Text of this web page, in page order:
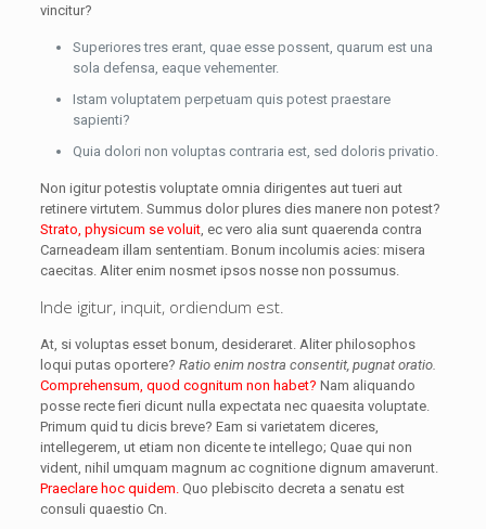
vincitur?
Superiores tres erant, quae esse possent, quarum est una
sola defensa, eaque vehementer.
Istam voluptatem perpetuam quis potest praestare
sapienti?
Quia dolori non voluptas contraria est, sed doloris privatio.
Non igitur potestis voluptate omnia dirigentes aut tueri aut
retinere virtutem. Summus dolor plures dies manere non potest?
Strato, physicum se voluit, ec vero alia sunt quaerenda contra
Carneadeam illam sententiam. Bonum incolumis acies: misera
caecitas. Aliter enim nosmet ipsos nosse non possumus.
Inde igitur, inquit, ordiendum est.
At, si voluptas esset bonum, desideraret. Aliter philosophos
loqui putas oportere? Ratio enim nostra consentit, pugnat oratio.
Comprehensum, quod cognitum non habet? Nam aliquando
posse recte fieri dicunt nulla expectata nec quaesita voluptate.
Primum quid tu dicis breve? Eam si varietatem diceres,
intellegerem, ut etiam non dicente te intellego; Quae qui non
vident, nihil umquam magnum ac cognitione dignum amaverunt.
Praeclare hoc quidem.Quo plebiscito decreta a senatu est
consuli quaestio Cn.